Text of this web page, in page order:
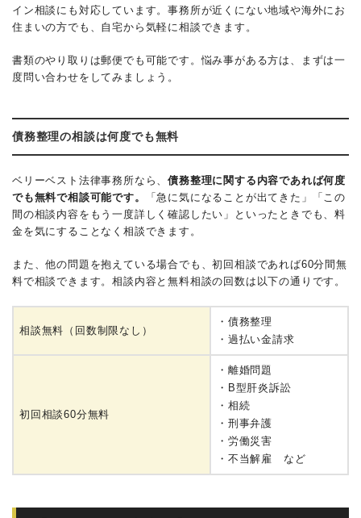
イン相談にも対応しています。事務所が近くにない地域や海外にお
住まいの方でも、自宅から気軽に相談できます。
書類のやり取りは郵便でも可能です。悩み事がある方は、まずは一
度問い合わせをしてみましょう。
債務整理の相談は何度でも無料
ベリーベスト法律事務所なら、債務整理に関する内容であれば何度
でも無料で相談可能です。
「急に気になることが出てきた」「この
間の相談内容をもう一度詳しく確認したい」といったときでも、料
金を気にすることなく相談できます。
また、他の問題を抱えている場合でも、初回相談であれば60分間無
料で相談できます。相談内容と無料相談の回数は以下の通りです。
相談無料（回数制限なし）
・債務整理
・過払い金請求
初回相談60分無料
・離婚問題
・B型肝炎訴訟
・相続
・刑事弁護
・労働災害
・不当解雇 など